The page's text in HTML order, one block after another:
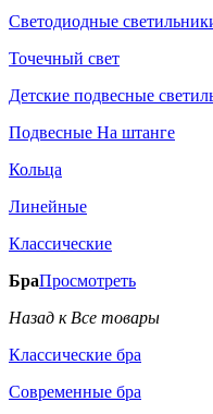
Светодиодные
Точечный свет
Детские подвесные
Подвесные На штанге
Кольца
Линейные
Классические
БраПросмотреть
Назад к Все товары
Классические бра
Современные бра